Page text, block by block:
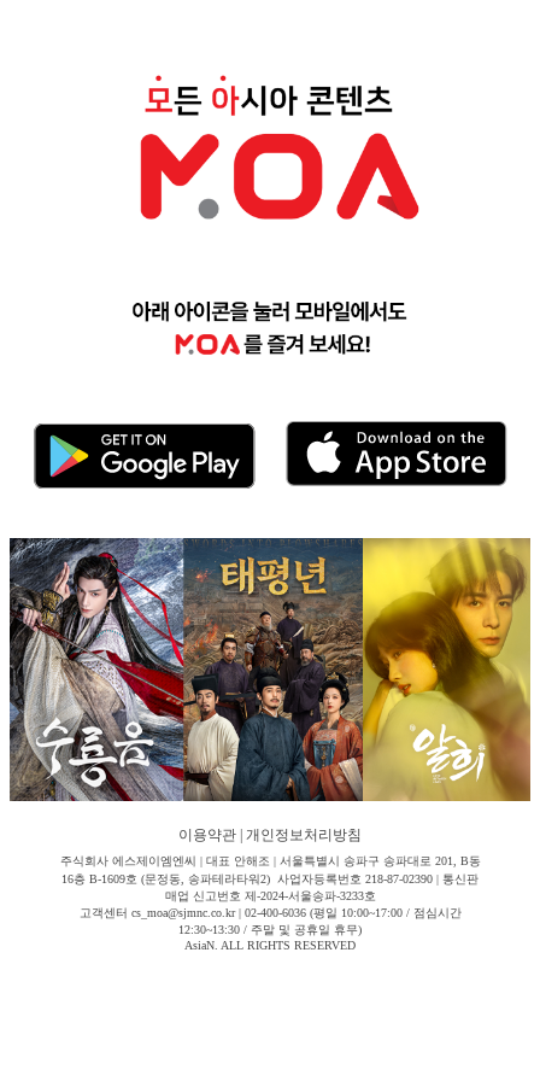
이용약관 개인정보처리방침
주식회사 에스제이엠엔씨 | 대표 안해조 | 서울특별시 송파구 송파대로 201, B동
16층 B-1609호 (문정동, 송파테라타워2) 사업자등록번호 218-87-02390 | 통신판
매업 신고번호 제-2024-서울송파-3233호
고객센터 cs_moa@sjmnc.co.kr | 02-400-6036 (평일 10:00~17:00 / 점심시간
12:30~13:30 / 주말 및 공휴일 휴무)
AsiaN. ALL RIGHTS RESERVED